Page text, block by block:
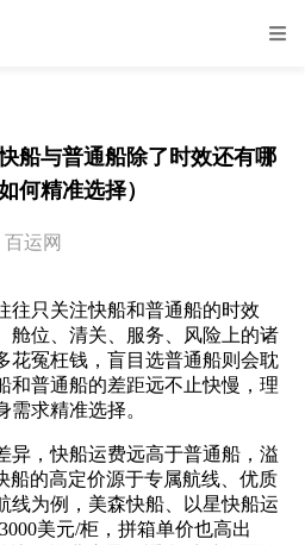
确定
船与普通船除了时效还有哪
何精准选择）
运网
只关注快船和普通船的时效
舱位、清关、服务、风险上的诸
花冤枉钱，盲目选普通船则会耽
和普通船的差距远不止快慢，理
求精准选择。
，快船运费远高于普通船，溢
船的高定价源于专属航线、优质
线为例，美森快船、以星快船运
美元/柜，拼箱单价也高出